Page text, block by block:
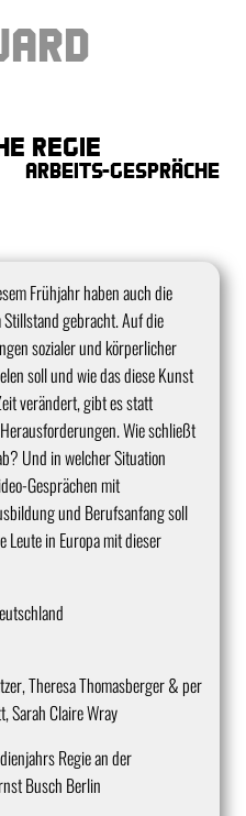
Regie
Arbeits-Gespräche
Frühjahr haben auch die
gebracht. Auf die
sozialer und körperlicher
soll und wie das diese Kunst
verändert, gibt es statt
Wie schließt
Und in welcher Situation
Gesprächen mit
und Berufsanfang soll
Leute in Europa mit dieser
Theresa Thomasberger & per
Sarah Claire Wray
Regie an der
Busch Berlin